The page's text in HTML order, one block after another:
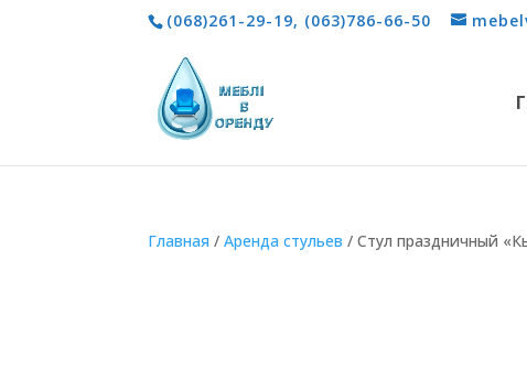
(068)261-29-19, (063)786-66-50
Главная /Aренда стульев / Cтул праздничный